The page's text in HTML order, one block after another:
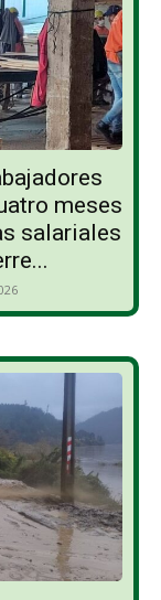
meses
salariales